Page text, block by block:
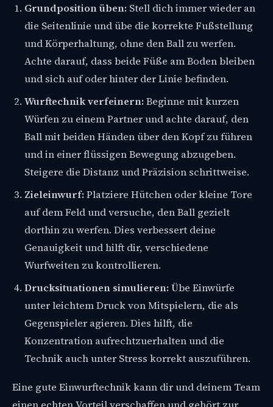
Grundposition üben: Stell dich immer wieder an
die Seitenlinie und übe die korrekte Fußstellung
und Körperhaltung, ohne den Ball zu werfen.
Achte darauf, dass beide Füße am Boden bleiben
und sich auf oder hinter der Linie befinden.
Wurftechnik verfeinern:Beginne mit kurzen
Würfen zu einem Partner und achte darauf, den
Ball mit beiden Händen über den Kopf zu führen
und in einer flüssigen Bewegung abzugeben.
Steigere die Distanz und Präzision schrittweise.
Zieleinwurf:Platziere Hütchen oder kleine Tore
auf dem Feld und versuche, den Ball gezielt
dorthin zu werfen. Dies verbessert deine
Genauigkeit und hilft dir, verschiedene
Wurfweiten zu kontrollieren.
Drucksituationen simulieren:Übe Einwürfe
unter leichtem Druck von Mitspielern, die als
Gegenspieler agieren. Dies hilft, die
Konzentration aufrechtzuerhalten und die
Technik auch unter Stress korrekt auszuführen.
Eine gute Einwurftechnik kann dir und deinem Team